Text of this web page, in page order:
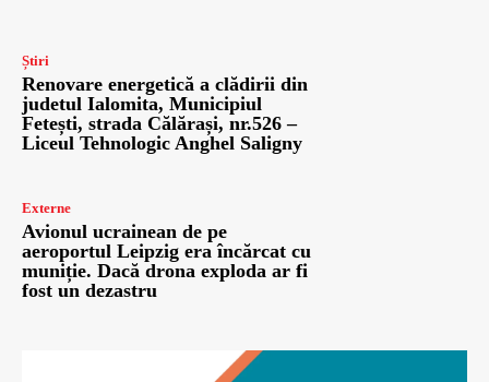
Știri
Renovare energetică a clădirii din
judetul Ialomita, Municipiul
Fetești, strada Călărași, nr.526 –
Liceul Tehnologic Anghel Saligny
Externe
Avionul ucrainean de pe
aeroportul Leipzig era încărcat cu
muniție. Dacă drona exploda ar fi
fost un dezastru